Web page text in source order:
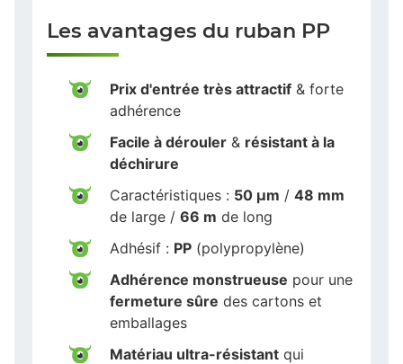
Les avantages du ruban PP
Prix d'entrée très attractif & forte
adhérence
Facile à dérouler & résistant à la
déchirure
Caractéristiques : 50 µm / 48 mm
de large / 66 m de long
Adhésif : PP (polypropylène)
Adhérence monstrueuse pour une
fermeture sûre des cartons et
emballages
Matériau ultra-résistant qui